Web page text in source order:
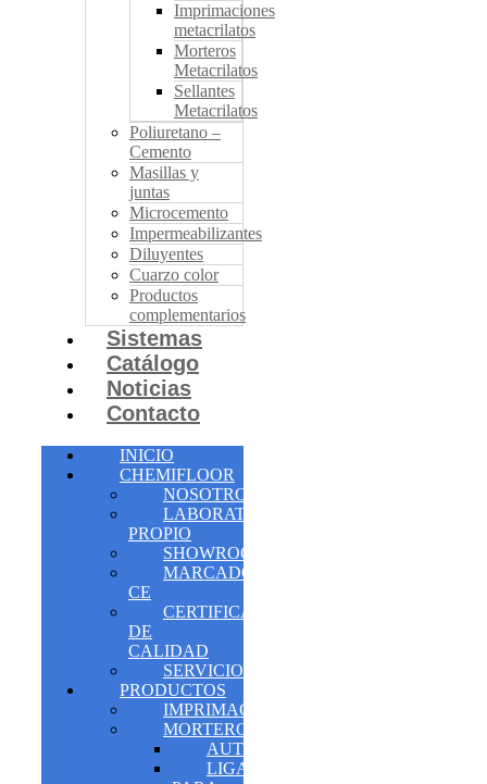
Imprimaciones
metacrilatos
Morteros
Metacrilatos
Sellantes
Metacrilatos
Poliuretano –
Cemento
Masillas y
juntas
Microcemento
Impermeabilizantes
Diluyentes
Cuarzo color
Productos
complementarios
Sistemas
Catálogo
Noticias
Contacto
INICIO
CHEMIFLOOR
NOSOTROS
LABORATORIO
PROPIO
SHOWROOM
MARCADO
CE
CERTIFICADOS
DE
CALIDAD
SERVICIOS
PRODUCTOS
IMPRIMACIONES
MORTEROS
AUTONIVELANTES
LIGANTES